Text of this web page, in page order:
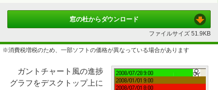
窓の杜からダウンロード
ファイルサイズ51.9KB
※消費税増税のため、一部ソフトの価格が異なっている場合があります
ガントチャート風の進捗
グラフをデスクトップ上に